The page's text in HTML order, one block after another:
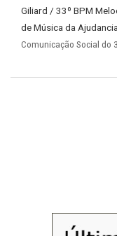
Giliard / 33º BPM
de Música da
Comunicação Social do